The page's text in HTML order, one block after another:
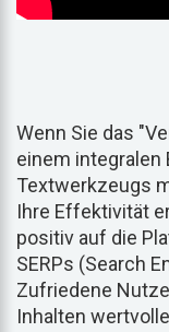
Wenn Sie das
einem integralen
Textwerkzeugs
Ihre Effektivität
positiv auf die
SERPs (Search
Zufriedene
Inhalten